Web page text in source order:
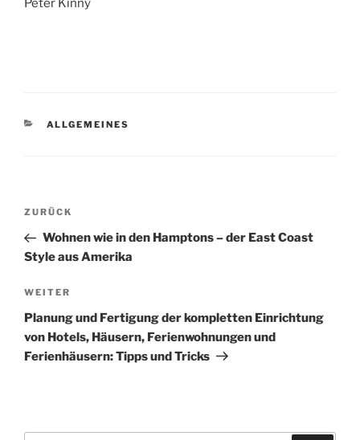
Peter Kinny
KATEGORIEN
ALLGEMEINES
Beitragsnavigation
Vorheriger
Beitrag
ZURÜCK
Wohnen wie in den Hamptons – der East Coast
Style aus Amerika
Nächster
Beitrag
WEITER
Planung und Fertigung der kompletten Einrichtung
von Hotels, Häusern, Ferienwohnungen und
Ferienhäusern: Tipps und Tricks